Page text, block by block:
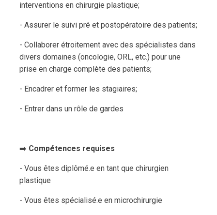
interventions en chirurgie plastique;
- Assurer le suivi pré et postopératoire des patients;
- Collaborer étroitement avec des spécialistes dans
divers domaines (oncologie, ORL, etc.) pour une
prise en charge complète des patients;
- Encadrer et former les stagiaires;
- Entrer dans un rôle de gardes
➡️ Compétences requises
- Vous êtes diplômé.e en tant que chirurgien
plastique
- Vous êtes spécialisé.e en microchirurgie